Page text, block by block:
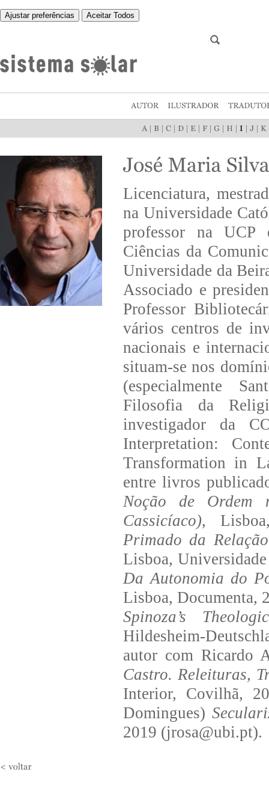
Ajustar preferências Aceitar Todos
Licenciatura,
na Universidade
professor na UCP
Ciências da
Universidade da
Associado e
Professor
vários centros de
nacionais e
situam-se nos
(especialmente
Filosofia da
investigador da
Interpretation:
Transformation in
entre livros
Noção de Ordem
Cassicíaco),
Primado da
Lisboa,
Da Autonomia do
Lisboa, Documenta,
Spinoza’s
Hildesheim-
autor com Ricardo
Castro. Releituras,
Interior, Covilhã,
Domingues)
2019 (jrosa@ubi.pt).